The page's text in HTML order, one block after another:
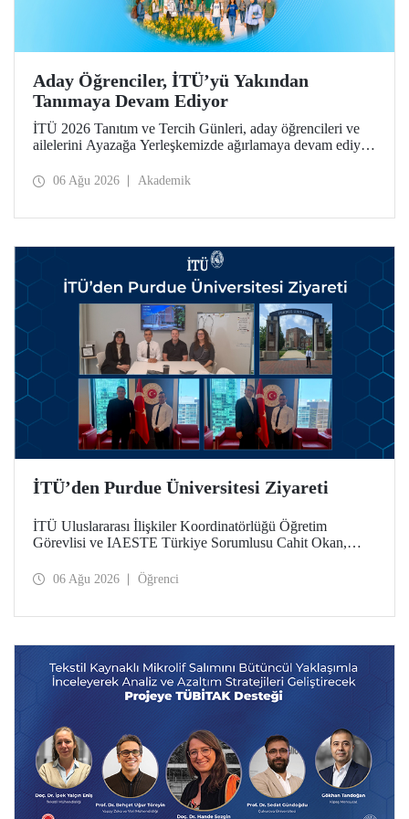
Aday Öğrenciler, İTÜ’yü Yakından
Tanımaya Devam Ediyor
İTÜ 2026 Tanıtım ve Tercih Günleri, aday öğrencileri ve
ailelerini Ayazağa Yerleşkemizde ağırlamaya devam ediyor.
ilgili fakülte ve birimler adaylara bilgi vermeye devam
06 Ağu 2026 Akademik
İTÜ’den Purdue Üniversitesi Ziyareti
İTÜ Uluslararası İlişkiler Koordinatörlüğü Öğretim
Görevlisi ve IAESTE Türkiye Sorumlusu Cahit Okan,
Temmuz tarihlerinde ABD’de dünyanın önde gelen
06 Ağu 2026 Öğrenci